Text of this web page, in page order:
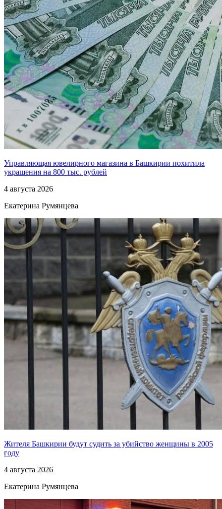
Управляющая ювелирного магазина в Башкирии похитила
украшения на 800 тыс. рублей
4 августа 2026
Екатерина Румянцева
Жителя Башкирии будут судить за убийство женщины в 2005
году
4 августа 2026
Екатерина Румянцева